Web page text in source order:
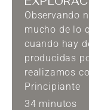
Observando
mucho de lo
cuando hay
producidas
realizamos
Principiante
34 minutos